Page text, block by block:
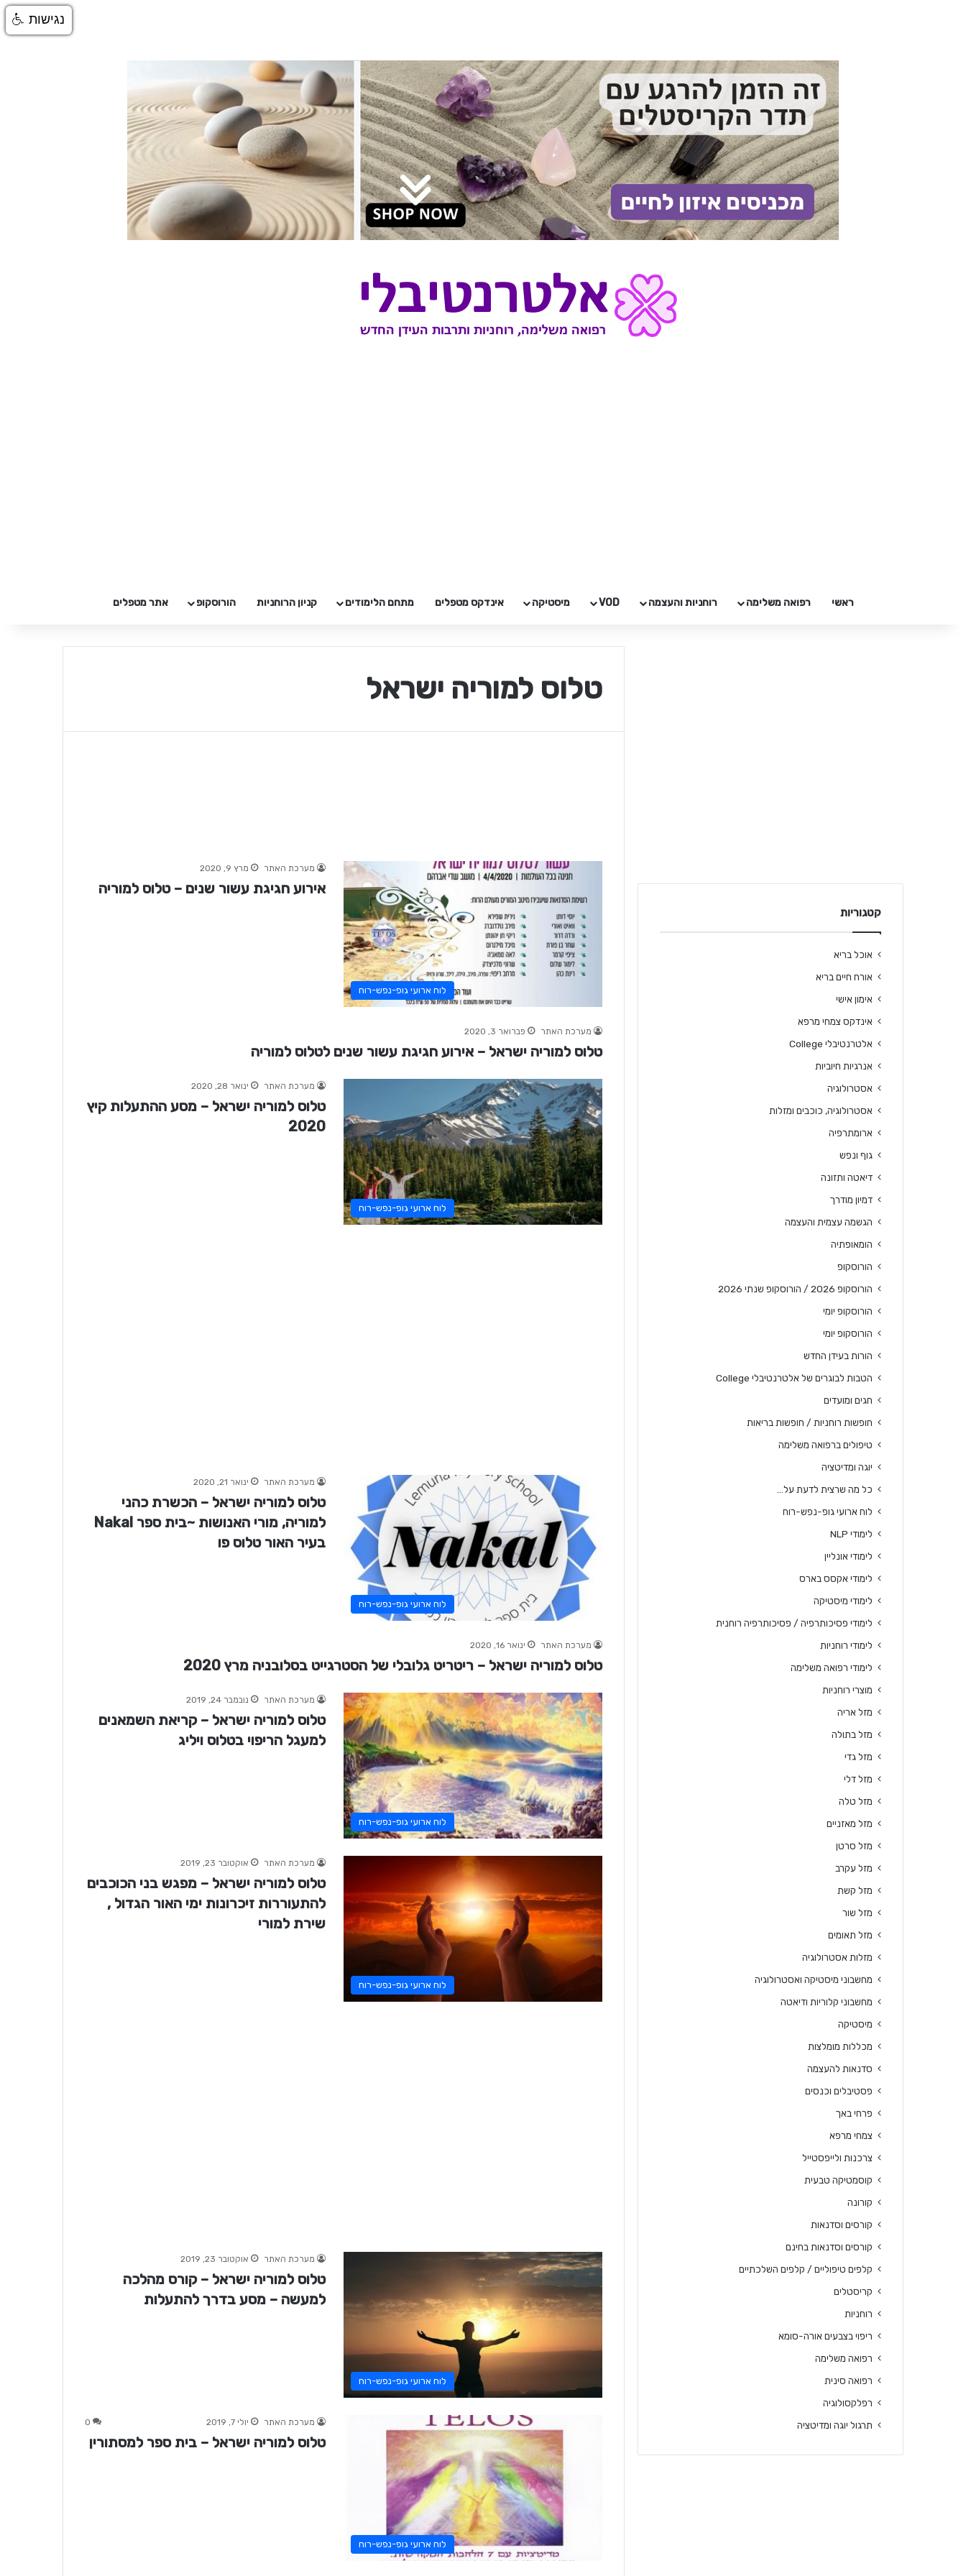
ראשי רפואה משלימה רוחניות והעצמה VOD מיסטיקה אינדקס מטפלים מתחם הלימודים קניון הרוחניות הורוסקופ אתר מטפלים
טלוס למוריה ישראל
לוח ארועי גופ-נפש-רוח
מערכת האתר מרץ 9, 2020
אירוע חגיגת עשור שנים – טלוס למוריה
מערכת האתר פברואר 3, 2020
טלוס למוריה ישראל – אירוע חגיגת עשור שנים לטלוס למוריה
לוח ארועי גופ-נפש-רוח
מערכת האתר ינואר 28, 2020
טלוס למוריה ישראל – מסע ההתעלות קיץ
2020
לוח ארועי גופ-נפש-רוח
מערכת האתר ינואר 21, 2020
טלוס למוריה ישראל – הכשרת כהני
למוריה, מורי האנושות ~בית ספר Nakal
בעיר האור טלוס פו
מערכת האתר ינואר 16, 2020
טלוס למוריה ישראל – ריטריט גלובלי של הסטרגייט בסלובניה מרץ 2020
לוח ארועי גופ-נפש-רוח
מערכת האתר נובמבר 24, 2019
טלוס למוריה ישראל – קריאת השמאנים
למעגל הריפוי בטלוס ויליג
לוח ארועי גופ-נפש-רוח
מערכת האתר אוקטובר 23, 2019
טלוס למוריה ישראל – מפגש בני הכוכבים
להתעוררות זיכרונות ימי האור הגדול ,
שירת למורי
לוח ארועי גופ-נפש-רוח
מערכת האתר אוקטובר 23, 2019
טלוס למוריה ישראל – קורס מהלכה
למעשה – מסע בדרך להתעלות
לוח ארועי גופ-נפש-רוח
מערכת האתר יולי 7, 2019 0
טלוס למוריה ישראל – בית ספר למסתורין
קטגוריות
אוכל בריא
אורח חיים בריא
אימון אישי
אינדקס צמחי מרפא
אלטרנטיבלי College
אנרגיות חיוביות
אסטרולוגיה
אסטרולוגיה, כוכבים ומזלות
ארומתרפיה
גוף ונפש
דיאטה ותזונה
דמיון מודרך
הגשמה עצמית והעצמה
הומאופתיה
הורוסקופ
הורוסקופ 2026 / הורוסקופ שנתי 2026
הורוסקופ יומי
הורוסקופ יומי
הורות בעידן החדש
הטבות לבוגרים של אלטרנטיבלי College
חגים ומועדים
חופשות רוחניות / חופשות בריאות
טיפולים ברפואה משלימה
יוגה ומדיטציה
כל מה שרצית לדעת על…
לוח ארועי גופ-נפש-רוח
לימודי NLP
לימודי אונליין
לימודי אקסס בארס
לימודי מיסטיקה
לימודי פסיכותרפיה / פסיכותרפיה רוחנית
לימודי רוחניות
לימודי רפואה משלימה
מוצרי רוחניות
מזל אריה
מזל בתולה
מזל גדי
מזל דלי
מזל טלה
מזל מאזניים
מזל סרטן
מזל עקרב
מזל קשת
מזל שור
מזל תאומים
מזלות אסטרולוגיה
מחשבוני מיסטיקה ואסטרולוגיה
מחשבוני קלוריות ודיאטה
מיסטיקה
מכללות מומלצות
סדנאות להעצמה
פסטיבלים וכנסים
פרחי באך
צמחי מרפא
צרכנות ולייפסטייל
קוסמטיקה טבעית
קורונה
קורסים וסדנאות
קורסים וסדנאות בחינם
קלפים טיפוליים / קלפים השלכתיים
קריסטלים
רוחניות
ריפוי בצבעים אורה-סומא
רפואה משלימה
רפואה סינית
רפלקסולוגיה
תרגול יוגה ומדיטציה
נגישות